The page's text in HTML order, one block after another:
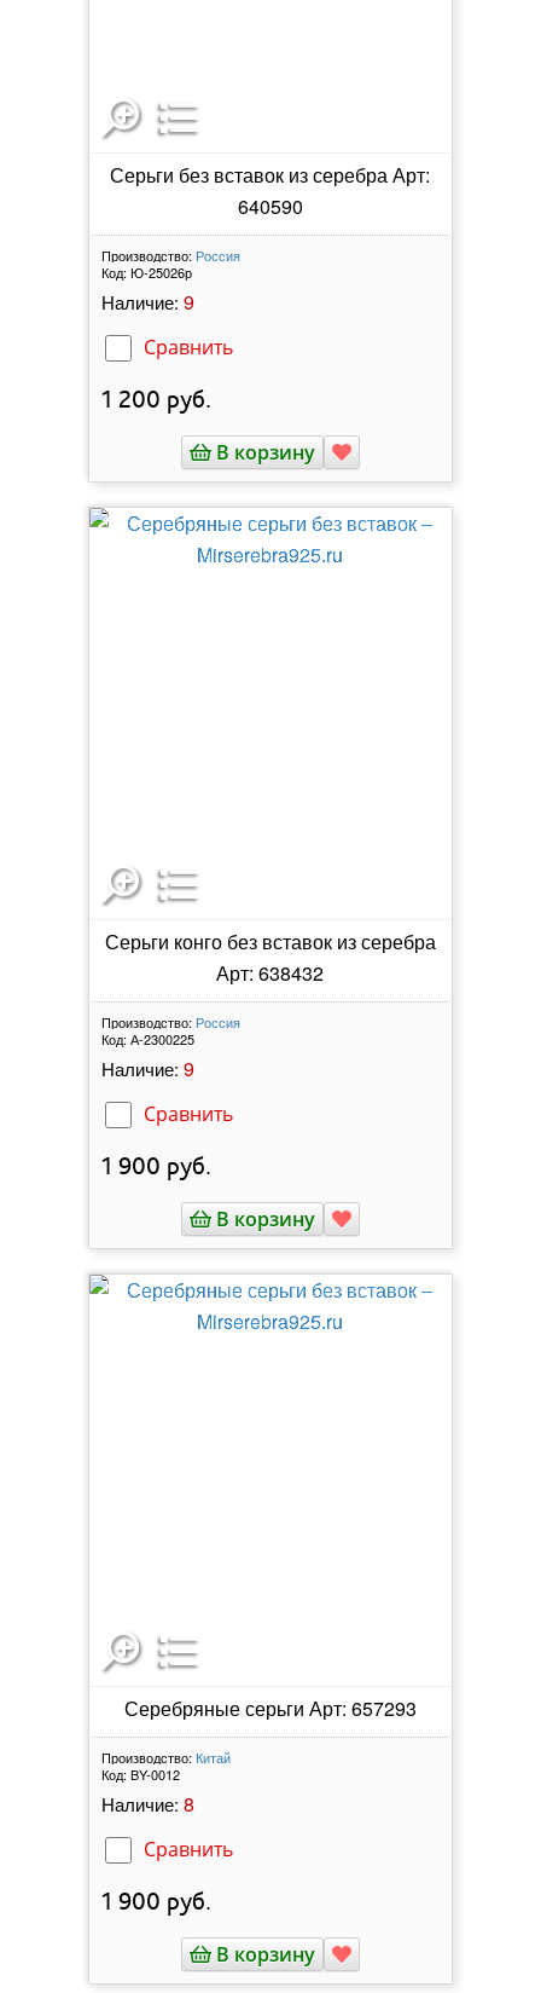
Серьги без вставок из серебра Арт:
640590
Производство: Россия
Код: Ю-25026р
Наличие: 9
Сравнить
1 200 руб.
В корзину
Серьги конго без вставок из серебра
Арт: 638432
Производство: Россия
Код: А-2300225
Наличие: 9
Сравнить
1 900 руб.
В корзину
Серебряные серьги Арт: 657293
Производство: Китай
Код: BY-0012
Наличие: 8
Сравнить
1 900 руб.
В корзину